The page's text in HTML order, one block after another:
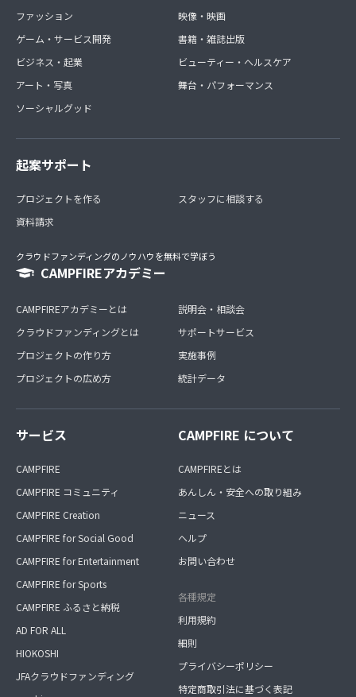
ファッション
ゲーム・サービス開発
ビジネス・起業
アート・写真
ソーシャルグッド
映像・映画
書籍・雑誌出版
ビューティー・ヘルスケア
舞台・パフォーマンス
起案サポート
プロジェクトを作る
資料請求
スタッフに相談する
クラウドファンディングのノウハウを無料で学ぼう
CAMPFIREアカデミー
CAMPFIREアカデミーとは
クラウドファンディングとは
プロジェクトの作り方
プロジェクトの広め方
説明会・相談会
サポートサービス
実施事例
統計データ
サービス
CAMPFIRE
CAMPFIRE コミュニティ
CAMPFIRE Creation
CAMPFIRE for Social Good
CAMPFIRE for Entertainment
CAMPFIRE for Sports
CAMPFIRE ふるさと納税
AD FOR ALL
HIOKOSHI
JFAクラウドファンディング
CAMPFIRE について
CAMPFIREとは
あんしん・安全への取り組み
ニュース
ヘルプ
お問い合わせ
各種規定
利用規約
細則
プライバシーポリシー
特定商取引法に基づく表記